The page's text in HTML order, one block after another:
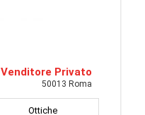
Venditore Privato
50013 Roma
Ottiche